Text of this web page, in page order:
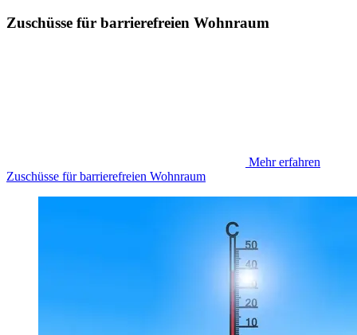
Zuschüsse für barrierefreien Wohnraum
Mehr erfahren
Zuschüsse für barrierefreien Wohnraum